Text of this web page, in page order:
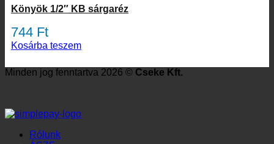
Könyök 1/2″ KB sárgaréz
744 Ft
Kosárba teszem
Minden jog fenntartva 2026 © Cseke Kft.
Rólunk